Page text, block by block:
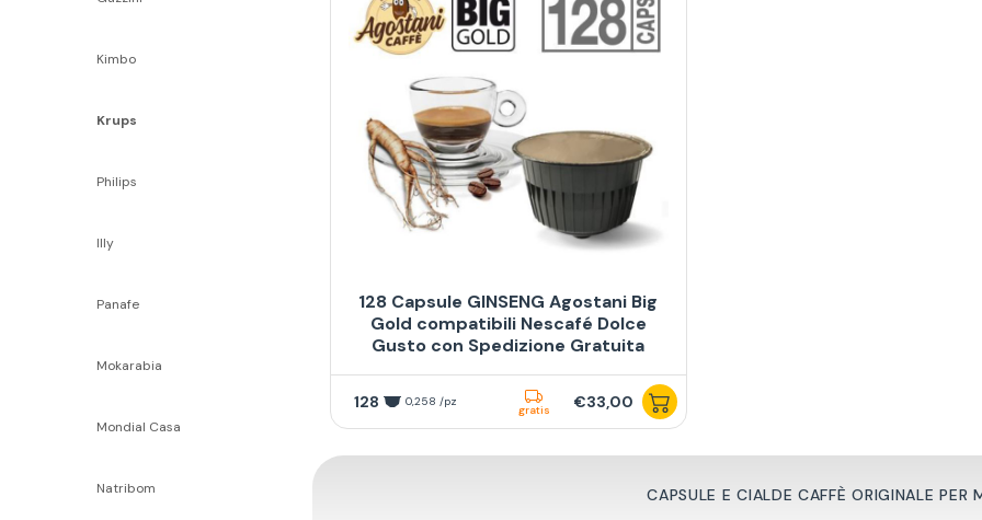
Kimbo
Krups
Philips
Illy
Panafe
Mokarabia
Mondial Casa
Natribom
128 Capsule GINSENG Agostani Big
Gold compatibili Nescafé Dolce
Gusto con Spedizione Gratuita
128 0,258 /pz
gratis €33,00
CAPSULE E CIALDE CAFFÈ ORIGINALE PER